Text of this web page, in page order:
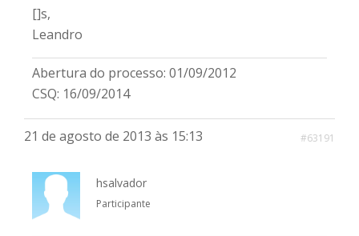
[]s,
Leandro
Abertura do processo: 01/09/2012
CSQ: 16/09/2014
21 de agosto de 2013 às 15:13 #63191
hsalvador
Participante